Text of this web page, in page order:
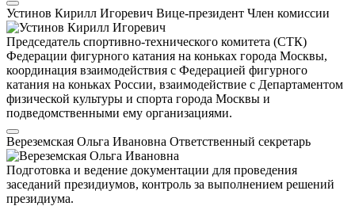
Устинов Кирилл Игоревич Вице-президент Член комиссии
Председатель спортивно-технического комитета (СТК)
Федерации фигурного катания на коньках города Москвы,
координация взаимодействия с Федерацией фигурного
катания на коньках России, взаимодействие с Департаментом
физической культуры и спорта города Москвы и
подведомственными ему организациями.
Вереземская Ольга Ивановна Ответственный секретарь
Подготовка и ведение документации для проведения
заседаний президиумов, контроль за выполнением решений
президиума.